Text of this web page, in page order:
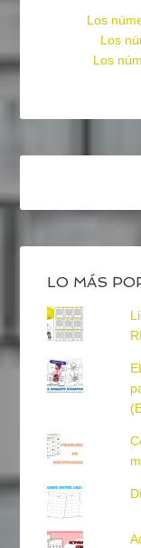
Los
Los
Los
LO MÁS